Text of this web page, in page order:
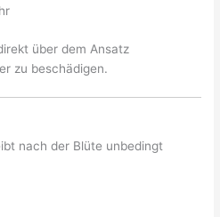
über dem Ansatz
zu beschädigen.
nach der Blüte unbedingt